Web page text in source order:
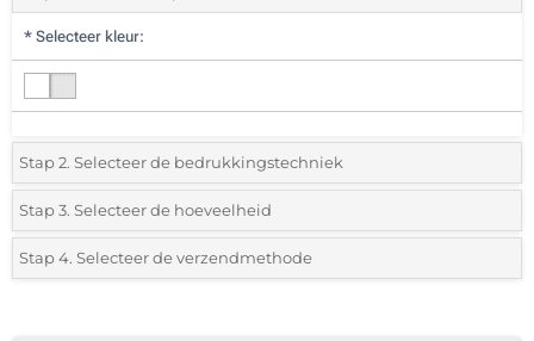
* Selecteer kleur:
Stap 2. Selecteer de bedrukkingstechniek
*Selecteer de bedrukking en kleuren van het logo:
1 Kleur (Rondom)
Stap 3. Selecteer de hoeveelheid
*Selecteer uit de lijst of voeg het gewenste aantal in
Stap 4. Selecteer de verzendmethode